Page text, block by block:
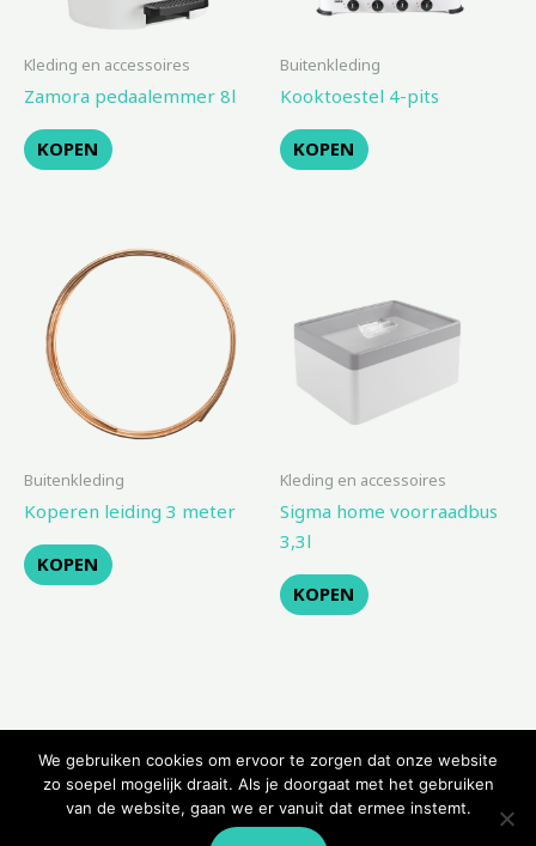
Kleding en accessoires
Zamora pedaalemmer 8l
KOPEN
Buitenkleding
Kooktoestel 4-pits
KOPEN
Buitenkleding
Koperen leiding 3 meter
KOPEN
Kleding en accessoires
Sigma home voorraadbus
3,3l
KOPEN
Copyright © 2026 Kampeerwinkeltje
We gebruiken cookies om ervoor te zorgen dat onze website
zo soepel mogelijk draait. Als je doorgaat met het gebruiken
van de website, gaan we er vanuit dat ermee instemt.